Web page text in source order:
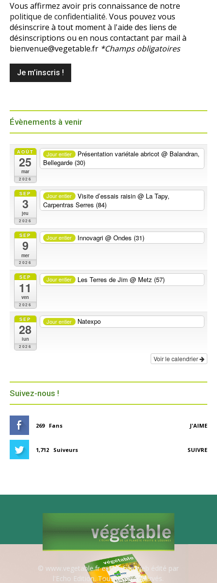
Vous affirmez avoir pris connaissance de notre
politique de confidentialité. Vous pouvez vous
désinscrire à tout moment à l'aide des liens de
désinscriptions ou en nous contactant par mail à
bienvenue@vegetable.fr *Champs obligatoires
Évènements à venir
AOÛT
25
mar
2026
Jour entier Présentation variétale abricot@ Balandran,
Bellegarde (30)
SEP
3
jeu
2026
Jour entier Visite d’essais raisin@ La Tapy,
Carpentras Serres (84)
SEP
9
mer
2026
Jour entier Innovagri@ Ondes (31)
SEP
11
ven
2026
Jour entier Les Terres de Jim@ Metz (57)
SEP
28
lun
2026
Jour entier Natexpo
Voir le calendrier
Suivez-nous !
269 Fans J'AIME
1,712 Suiveurs SUIVRE
© www.vegetable.fr est un site web édité par
l'Echo Edition. Tous droits réservés.